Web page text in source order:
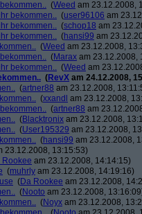
(Weed am 23.12.2008,
bekommen.. (user96106 am
bekommen.. (schop18 am
bekommen.. (hansi99 am
(Weed am 23.12.2008,
(Marax am 23.12.2008,
bekommen.. (Weed am
(RevX am 24.12.2008,
(artner88 am 23.12.2008,
(xxandl am 23.12.2008,
(artner88 am
(Blacktronix am 23.12.2008,
(User195329 am 23.12.2008,
(hansi99 am 23.12.2008,
23.12.2008, 13:15:53)
Rookee am 23.12.2008, 14:14:15)
(muhrly am 23.12.2008, 14:19:16)
(Da Rookee am 23.12.2008,
(Nooto am 23.12.2008,
(Noyx am 23.12.2008,